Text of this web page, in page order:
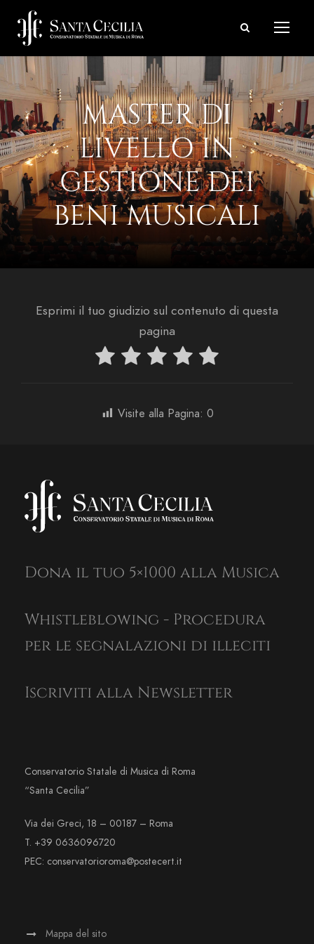
MASTER DI
LIVELLO IN
GESTIONE DEI
BENI MUSICALI
Esprimi il tuo giudizio sul contenuto di questa
pagina
Visite alla Pagina: 0
Dona il tuo 5×1000 alla Musica
Whistleblowing - Procedura
per le segnalazioni di illeciti
Iscriviti alla Newsletter
Conservatorio Statale di Musica di Roma
“Santa Cecilia”
Via dei Greci, 18 – 00187 – Roma
T. +39 0636096720
PEC: conservatorioroma@postecert.it
Mappa del sito